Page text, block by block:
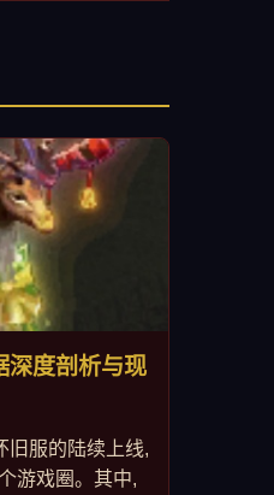
深度剖析与现
旧服的陆续上线,
游戏圈。其中,